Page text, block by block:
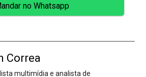
no Whatsapp
Correa
multimídia e analista de